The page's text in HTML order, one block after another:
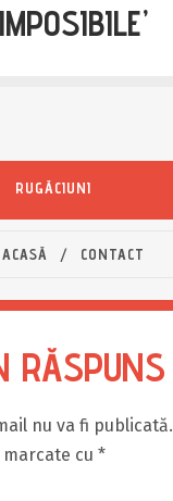
RUGĂCIUNI
ACASĂ CONTACT
RĂSPUNS
nu va fi publicată.
cu *